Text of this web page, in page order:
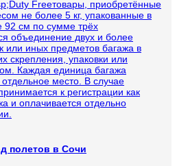
Freeтовары, приобретённые
не более 5 кг, упакованные в
92 см по сумме трёх
объединение двух и более
или иных предметов багажа в
скрепления, упаковки или
Каждая единица багажа
место. В случае
к регистрации как
и оплачивается отдельно
полетов в Сочи